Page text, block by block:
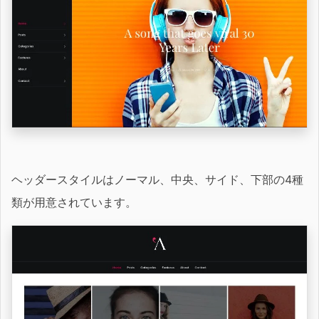
ヘッダースタイルはノーマル、中央、サイド、下部の4種
類が用意されています。